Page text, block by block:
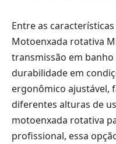
Entre as
Motoenxada rotativa
transmissão em
durabilidade em
ergonômico ajustável,
diferentes alturas de
motoenxada rotativa
profissional, essa